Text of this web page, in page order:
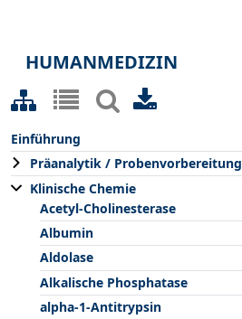
HUMANMEDIZIN
Einführung
Präanalytik / Probenvorbereitung
Klinische Chemie
Acetyl-Cholinesterase
Albumin
Aldolase
Alkalische Phosphatase
alpha-1-Antitrypsin